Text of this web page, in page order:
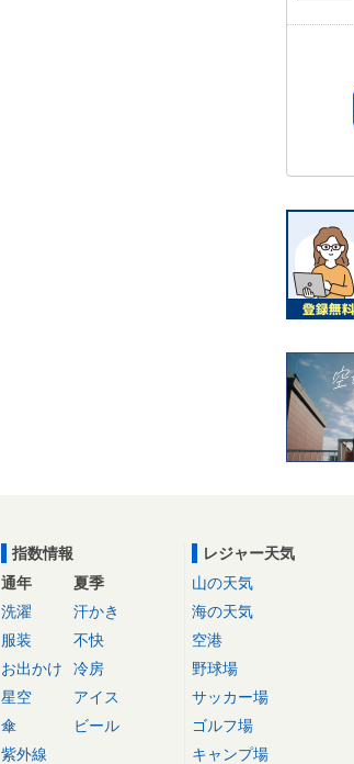
指数情報
通年
洗濯
服装
お出かけ
星空
傘
紫外線
夏季
汗かき
不快
冷房
アイス
ビール
レジャー天気
山の天気
海の天気
空港
野球場
サッカー場
ゴルフ場
キャンプ場